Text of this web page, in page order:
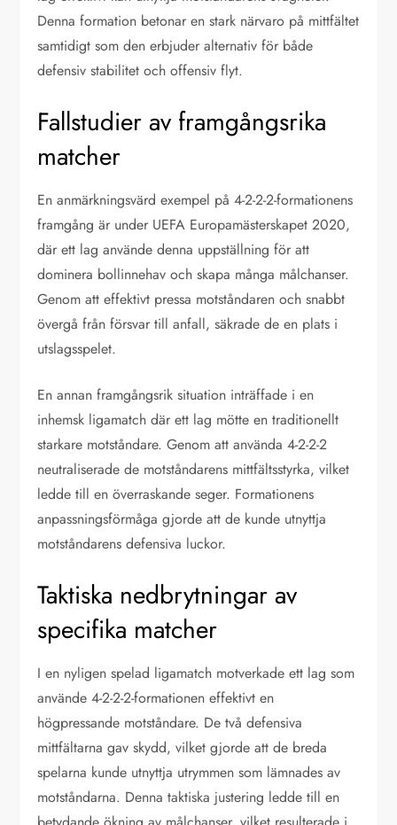
Denna formation betonar en stark närvaro på mittfältet
samtidigt som den erbjuder alternativ för både
defensiv stabilitet och offensiv flyt.
Fallstudier av framgångsrika
matcher
En anmärkningsvärd exempel på 4-2-2-2-formationens
framgång är under UEFA Europamästerskapet 2020,
där ett lag använde denna uppställning för att
dominera bollinnehav och skapa många målchanser.
Genom att effektivt pressa motståndaren och snabbt
övergå från försvar till anfall, säkrade de en plats i
utslagsspelet.
En annan framgångsrik situation inträffade i en
inhemsk ligamatch där ett lag mötte en traditionellt
starkare motståndare. Genom att använda 4-2-2-2
neutraliserade de motståndarens mittfältsstyrka, vilket
ledde till en överraskande seger. Formationens
anpassningsförmåga gjorde att de kunde utnyttja
motståndarens defensiva luckor.
Taktiska nedbrytningar av
specifika matcher
I en nyligen spelad ligamatch motverkade ett lag som
använde 4-2-2-2-formationen effektivt en
högpressande motståndare. De två defensiva
mittfältarna gav skydd, vilket gjorde att de breda
spelarna kunde utnyttja utrymmen som lämnades av
motståndarna. Denna taktiska justering ledde till en